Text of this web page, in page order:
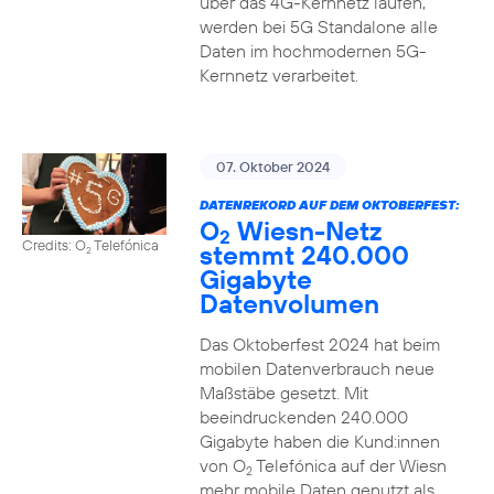
werden bei 5G Standalone alle
Daten im hochmodernen 5G-
Kernnetz verarbeitet.
Credits: O2Telefónica
07. Oktober 2024
DATENREKORD AUF DEM OKTOBERFEST:
O2 Wiesn-Netz
stemmt 240.000
Gigabyte
Datenvolumen
Das Oktoberfest 2024 hat beim
mobilen Datenverbrauch neue
Maßstäbe gesetzt. Mit
beeindruckenden 240.000
Gigabyte haben die Kund:innen
von O2Telefónica auf der Wiesn
mehr mobile Daten genutzt als